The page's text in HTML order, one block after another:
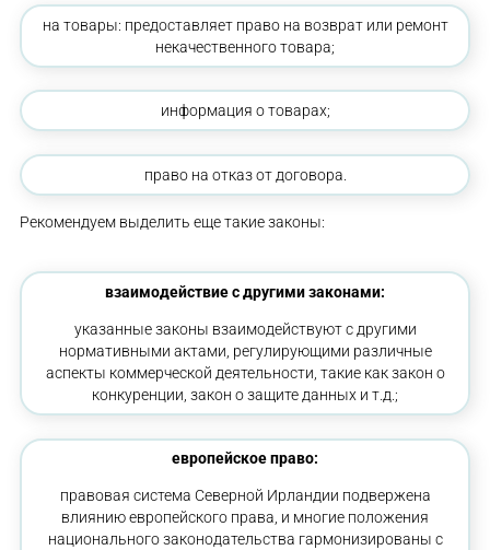
на товары: предоставляет право на возврат или ремонт
некачественного товара;
информация о товарах;
право на отказ от договора.
Рекомендуем выделить еще такие законы:
взаимодействие с другими законами:
указанные законы взаимодействуют с другими
нормативными актами, регулирующими различные
аспекты коммерческой деятельности, такие как закон о
конкуренции, закон о защите данных и т.д.;
европейское право:
правовая система Северной Ирландии подвержена
влиянию европейского права, и многие положения
национального законодательства гармонизированы с